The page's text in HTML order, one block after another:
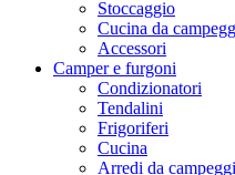
Stoccaggio
Cucina da
Accessori
Camper e furgoni
Condizionatori
Tendalini
Frigoriferi
Cucina
Arredi da